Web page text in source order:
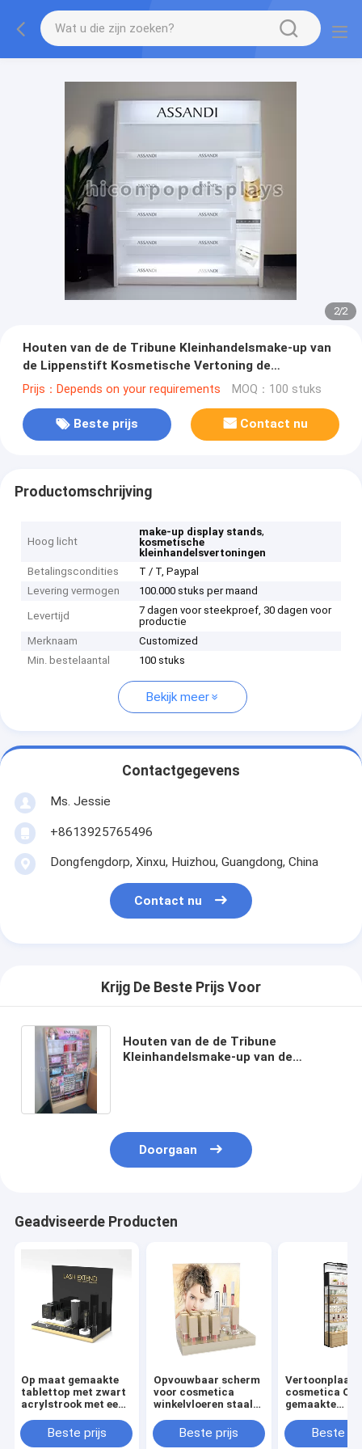
2/2
Houten van de de Tribune Kleinhandelsmake-up van
de Lippenstift Kosmetische Vertoning de
Vertoningsbevloering
Prijs：Depends on your requirements MOQ：100 stuks
Beste prijs Contact nu
Productomschrijving
Hoog licht
make-up display stands,
kosmetische
kleinhandelsvertoningen
Betalingscondities
T / T, Paypal
Levering vermogen
100.000 stuks per maand
Levertijd
7 dagen voor steekproef, 30 dagen voor
productie
Merknaam
Customized
Min. bestelaantal
100 stuks
Bekijk meer
Contactgegevens
Ms. Jessie
+8613925765496
Dongfengdorp, Xinxu, Huizhou, Guangdong, China
Contact nu
Krijg De Beste Prijs Voor
Houten van de de Tribune
Kleinhandelsmake-up van de
Doorgaan
Geadviseerde Producten
Op maat gemaakte
tablettop met zwart
acrylstrook met een
logo
Beste prijs
Opvouwbaar scherm
voor cosmetica
winkelvloeren staal
cosmetica scherm
stand
Beste prijs
Vertoonplaats
cosmetica Op
gemaakte
producten
Vertoonplaats
Beste